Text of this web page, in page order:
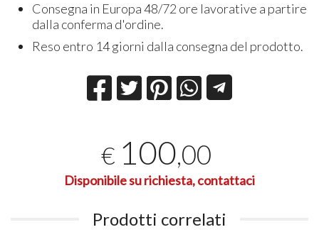
Consegna in Europa 48/72 ore lavorative a partire
dalla conferma d'ordine.
Reso entro 14 giorni dalla consegna del prodotto.
€ 100,00
Disponibile su richiesta, contattaci
Prodotti correlati